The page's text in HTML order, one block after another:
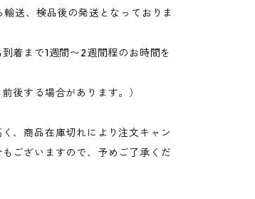
送、検品後の発送となっておりま
着まで1週間〜2週間程のお時間を
後する場合があります。）
、商品在庫切れにより注文キャン
ございますので、予めご了承くだ